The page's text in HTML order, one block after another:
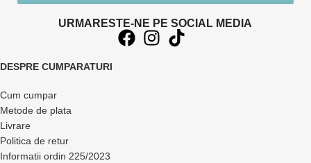
URMARESTE-NE PE SOCIAL MEDIA
DESPRE CUMPARATURI
Cum cumpar
Metode de plata
Livrare
Politica de retur
Informatii ordin 225/2023